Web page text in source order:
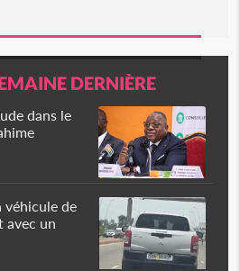
DERNIÈRE
dans le
véhicule de
avec un